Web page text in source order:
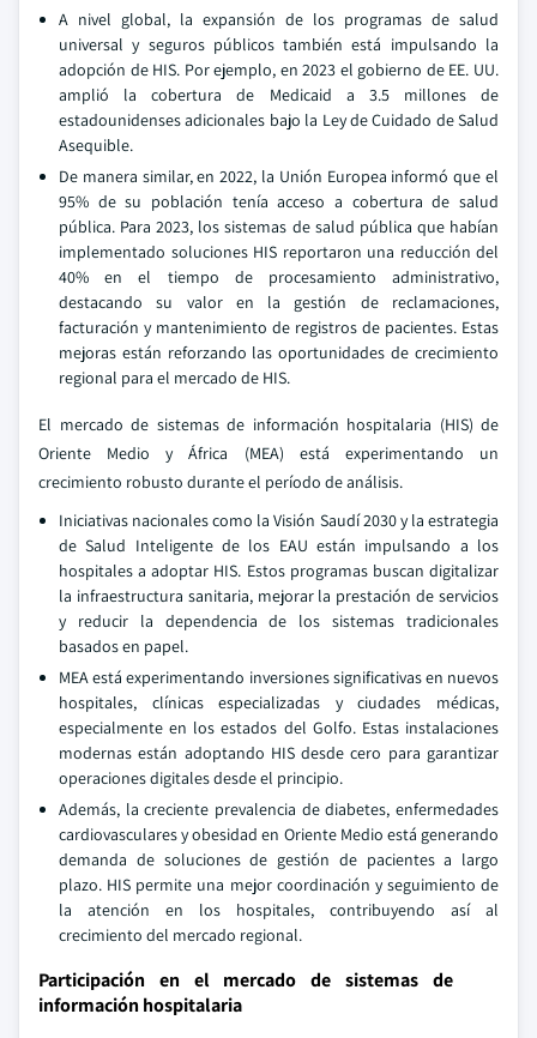
A nivel global, la expansión de los programas de salud
universal y seguros públicos también está impulsando la
adopción de HIS. Por ejemplo, en 2023 el gobierno de EE. UU.
amplió la cobertura de Medicaid a 3.5 millones de
estadounidenses adicionales bajo la Ley de Cuidado de Salud
Asequible.
De manera similar, en 2022, la Unión Europea informó que el
95% de su población tenía acceso a cobertura de salud
pública. Para 2023, los sistemas de salud pública que habían
implementado soluciones HIS reportaron una reducción del
40% en el tiempo de procesamiento administrativo,
destacando su valor en la gestión de reclamaciones,
facturación y mantenimiento de registros de pacientes. Estas
mejoras están reforzando las oportunidades de crecimiento
regional para el mercado de HIS.
El mercado de sistemas de información hospitalaria (HIS) de
Oriente Medio y África (MEA) está experimentando un
crecimiento robusto durante el período de análisis.
Iniciativas nacionales como la Visión Saudí 2030 y la estrategia
de Salud Inteligente de los EAU están impulsando a los
hospitales a adoptar HIS. Estos programas buscan digitalizar
la infraestructura sanitaria, mejorar la prestación de servicios
y reducir la dependencia de los sistemas tradicionales
basados en papel.
MEA está experimentando inversiones significativas en nuevos
hospitales, clínicas especializadas y ciudades médicas,
especialmente en los estados del Golfo. Estas instalaciones
modernas están adoptando HIS desde cero para garantizar
operaciones digitales desde el principio.
Además, la creciente prevalencia de diabetes, enfermedades
cardiovasculares y obesidad en Oriente Medio está generando
demanda de soluciones de gestión de pacientes a largo
plazo. HIS permite una mejor coordinación y seguimiento de
la atención en los hospitales, contribuyendo así al
crecimiento del mercado regional.
Participación en el mercado de sistemas de
información hospitalaria